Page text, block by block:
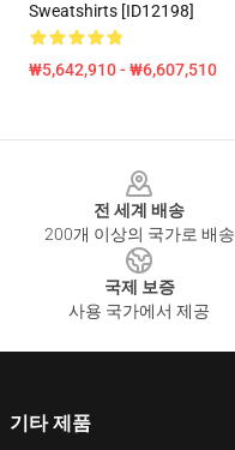
Sweatshirts [ID12198]
₩5,642,910 - ₩6,607,510
전 세계 배송
200개 이상의 국가로 배송
국제 보증
사용 국가에서 제공
기타 제품